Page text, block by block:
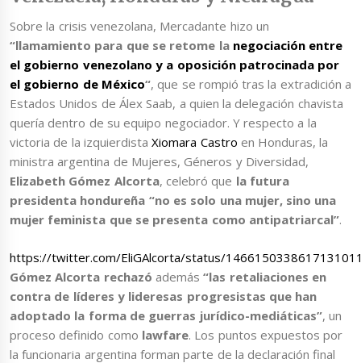
Sobre la crisis venezolana, Mercadante hizo un
“llamamiento para que se retome la negociación entre
el gobierno venezolano y a oposición patrocinada por
el gobierno de México“, que se rompió tras la extradición a
Estados Unidos de Álex Saab, a quien la delegación chavista
quería dentro de su equipo negociador. Y respecto a la
victoria de la izquierdistaXiomara Castro en Honduras, la
ministra argentina de Mujeres, Géneros y Diversidad,
Elizabeth Gómez Alcorta, celebró que la futura
presidenta hondureña “no es solo una mujer, sino una
mujer feminista que se presenta como antipatriarcal”.
https://twitter.com/EliGAlcorta/status/
Gómez Alcorta rechazó además“las retaliaciones en
contra de líderes y lideresas progresistas que han
adoptado la forma de guerras jurídico-mediáticas”, un
proceso definido como lawfare. Los puntos expuestos por
la funcionaria argentina forman parte de la declaración final